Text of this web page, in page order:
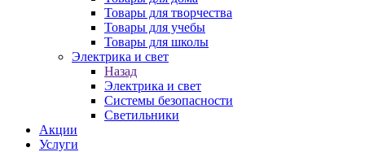
Товары для творчества
Товары для учебы
Товары для школы
Электрика и свет
Назад
Электрика и свет
Системы безопасности
Светильники
Акции
Услуги